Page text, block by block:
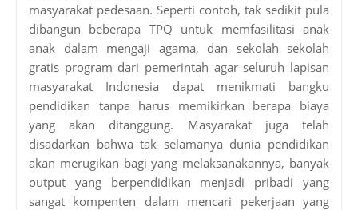
masyarakat pedesaan. Seperti contoh, tak sedikit pula
dibangun beberapa TPQ untuk memfasilitasi anak
anak dalam mengaji agama, dan sekolah sekolah
gratis program dari pemerintah agar seluruh lapisan
masyarakat Indonesia dapat menikmati bangku
pendidikan tanpa harus memikirkan berapa biaya
yang akan ditanggung. Masyarakat juga telah
disadarkan bahwa tak selamanya dunia pendidikan
akan merugikan bagi yang melaksanakannya, banyak
output yang berpendidikan menjadi pribadi yang
sangat kompenten dalam mencari pekerjaan yang